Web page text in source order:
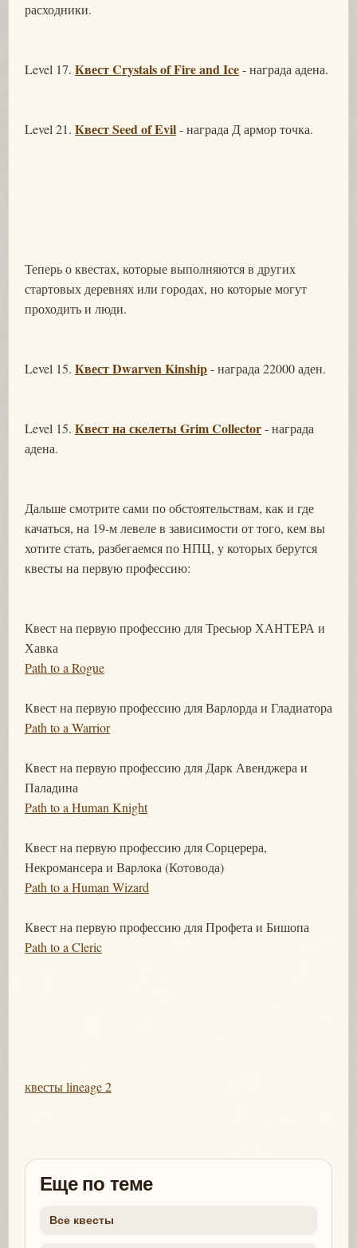
расходники.
Level 17. Квест Crystals of Fire and Ice- награда адена.
Level 21. Квест Seed of Evil- награда Д армор точка.
Теперь о квестах, которые выполняются в других
стартовых деревнях или городах, но которые могут
проходить и люди.
Level 15. Квест Dwarven Kinship- награда 22000 аден.
Level 15. Квест на скелеты Grim Collector- награда
адена.
Дальше смотрите сами по обстоятельствам, как и где
качаться, на 19-м левеле в зависимости от того, кем вы
хотите стать, разбегаемся по НПЦ, у которых берутся
квесты на первую профессию:
Квест на первую профессию для Тресьюр ХАНТЕРА и
Хавка
Path to a Rogue
Квест на первую профессию для Варлорда и Гладиатора
Path to a Warrior
Квест на первую профессию для Дарк Авенджера и
Паладина
Path to a Human Knight
Квест на первую профессию для Сорцерера,
Некромансера и Варлока (Котовода)
Path to a Human Wizard
Квест на первую профессию для Профета и Бишопа
Path to a Cleric
квесты lineage 2
Еще по теме
Все квесты